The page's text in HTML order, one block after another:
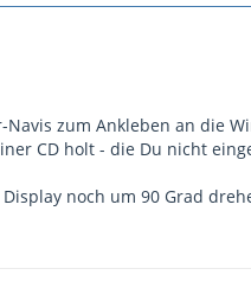
zum Ankleben an die
CD holt - die Du nicht
noch um 90 Grad